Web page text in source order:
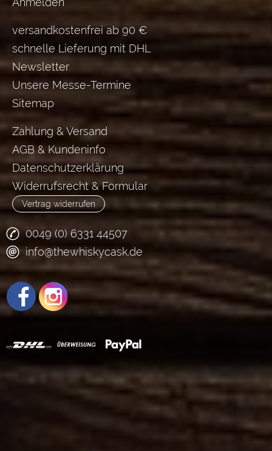
versandkostenfrei ab 90 €
schnelle Lieferung mit DHL
Newsletter
Unsere Messe-Termine
Sitemap
Zahlung & Versand
AGB & Kundeninfo
Datenschutzerklärung
Widerrufsrecht & Formular
Vertrag widerrufen
0049 (0) 6331 44507
info@thewhiskycask.de